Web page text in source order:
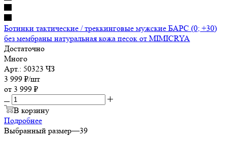
Ботинки тактические / треккинговые мужские БАРС (0; +30)
без мембраны натуральная кожа песок от MIMICRYA
Достаточно
Много
Арт.: 50323 ЧЗ
3 999 ₽/шт
от 3 999 ₽
В корзину
Подробнее
Выбранный размер—39